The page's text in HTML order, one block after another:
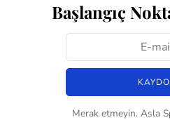
Başlangıç
Merak etmeyin. Asla